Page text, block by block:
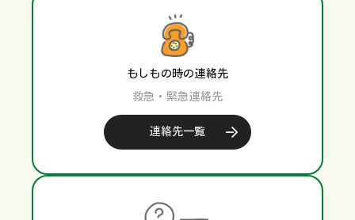
もしもの時の連絡先
救急・緊急連絡先
連絡先一覧